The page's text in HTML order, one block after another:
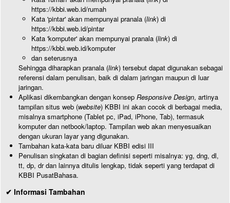
https://kbbi.web.id/rumah
Kata 'pintar' akan mempunyai pranala (link) di
https://kbbi.web.id/pintar
Kata 'komputer' akan mempunyai pranala (link) di
https://kbbi.web.id/komputer
dan seterusnya
Sehingga diharapkan pranala (link) tersebut dapat digunakan sebagai
referensi dalam penulisan, baik di dalam jaringan maupun di luar
jaringan.
Aplikasi dikembangkan dengan konsep Responsive Design, artinya
tampilan situs web (website) KBBI ini akan cocok di berbagai media,
misalnya smartphone (Tablet pc, iPad, iPhone, Tab), termasuk
komputer dan netbook/laptop. Tampilan web akan menyesuaikan
dengan ukuran layar yang digunakan.
Tambahan kata-kata baru diluar KBBI edisi III
Penulisan singkatan di bagian definisi seperti misalnya: yg, dng, dl,
tt, dp, dr dan lainnya ditulis lengkap, tidak seperti yang terdapat di
KBBI PusatBahasa.
✔ Informasi Tambahan